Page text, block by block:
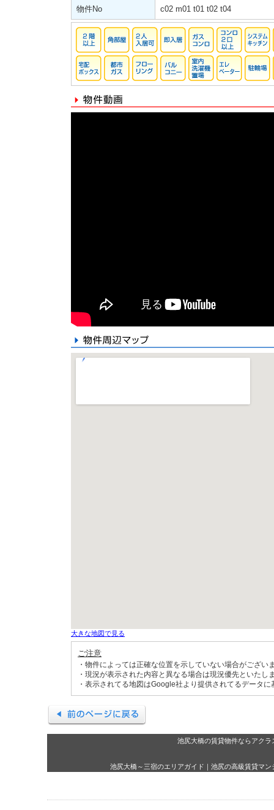
物件No c02 m01 t01 t02 t04
大きな地図で見る
ご注意
・物件によっては正確な位置を示していない場合がござい
・現況が表示された内容と異なる場合は現況優先といたし
・表示されてる地図はGoogle社より提供されてるデータ
池尻大橋の賃貸物件ならアクラ
池尻大橋～三宿のエリアガイド ｜ 池尻の高級賃貸マン